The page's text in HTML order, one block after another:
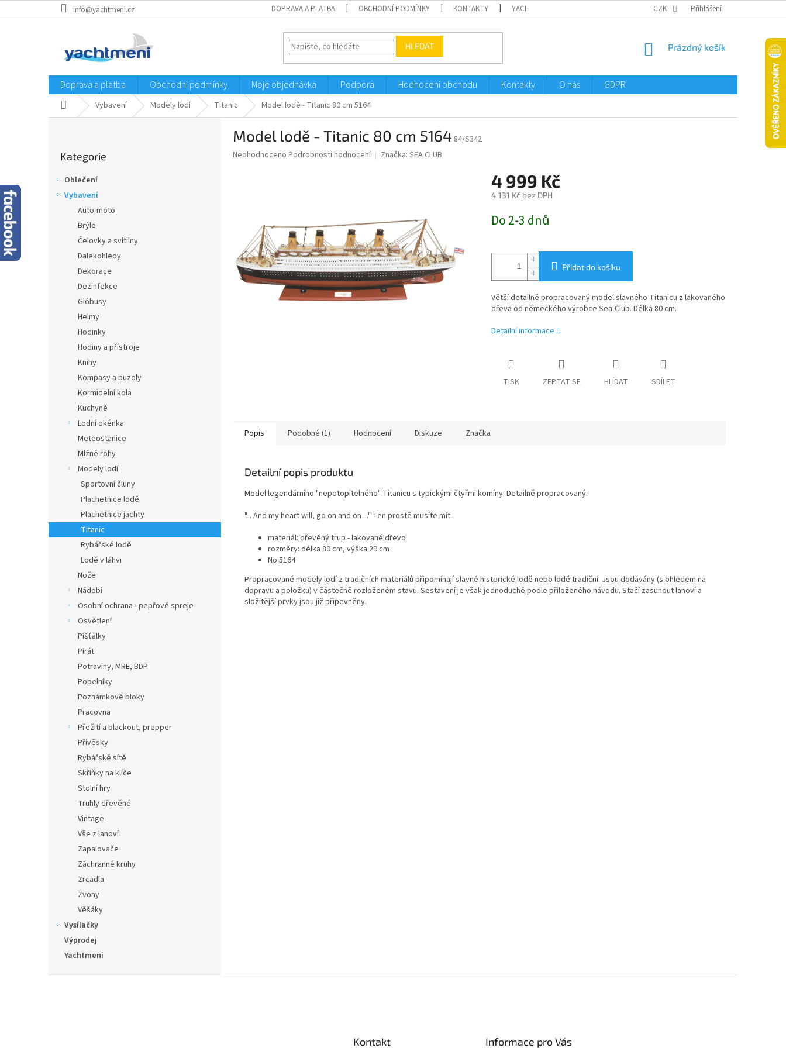
na
info@yachtmeni.cz DOPRAVA A PLATBA OBCHODNÍ PODMÍNKY KONTAKTY YACHTMENI CZK Přihlášení
HLEDAT
NÁKUPNÍ
Prázdný košík
Doprava a platba Obchodní podmínky Moje objednávka Podpora Hodnocení obchodu Kontakty O nás GDPR
Domů Vybavení Modely lodí Titanic Model lodě - Titanic 80 cm 5164
kategorie
Kategorie
Oblečení
Vybavení
Auto-moto
Brýle
Čelovky a svítilny
Dalekohledy
Dekorace
Dezinfekce
Glóbusy
Helmy
Hodinky
Hodiny a přístroje
Knihy
Kompasy a buzoly
Kormidelní kola
Kuchyně
Lodní okénka
Meteostanice
Mlžné rohy
Modely lodí
Sportovní čluny
Plachetnice lodě
Plachetnice jachty
Titanic
Rybářské lodě
Lodě v láhvi
Nože
Nádobí
Osobní ochrana - pepřové spreje
Osvětlení
Píšťalky
Pirát
Potraviny, MRE, BDP
Popelníky
Poznámkové bloky
Pracovna
Přežití a blackout, prepper
Přívěsky
Rybářské sítě
Skříňky na klíče
Stolní hry
Truhly dřevěné
Vintage
Vše z lanoví
Zapalovače
Záchranné kruhy
Zrcadla
Zvony
Věšáky
Vysílačky
Výprodej
Yachtmeni
Model lodě - Titanic 80 cm 5164 84/S342
Průměrné
hvězdiček.
Neohodnoceno Podrobnosti hodnocení Značka: SEA CLUB
4 999 Kč
4 131 Kč bez DPH
cena:
Do 2-3 dnů
Přidat do košíku
Větší detailně propracovaný model slavného Titanicu z lakovaného
dřeva od německého výrobce Sea-Club. Délka 80 cm.
Detailní informace
TISK ZEPTAT SE HLÍDAT SDÍLET
Popis Podobné (1) Hodnocení Diskuze Značka
Detailní popis produktu
Model legendárního "nepotopitelného" Titanicu s typickými čtyřmi komíny. Detailně propracovaný.
"... And my heart will, go on and on ..." Ten prostě musíte mít.
materiál: dřevěný trup - lakované dřevo
rozměry: délka 80 cm, výška 29 cm
No 5164
Propracované modely lodí z tradičních materiálů připomínají slavné historické lodě nebo lodě tradiční. Jsou dodávány (s ohledem na
dopravu a položku) v částečně rozloženém stavu. Sestavení je však jednoduché podle přiloženého návodu. Stačí zasunout lanoví a
složitější prvky jsou již připevněny.
Kontakt Informace pro Vás